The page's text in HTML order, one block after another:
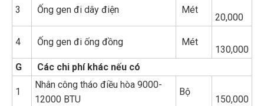
3 Ống gen đi dây điện Mét
20,000
4 Ống gen đi ống đồng Mét
130,000
G
Các chi phí khác nếu có
1
Nhân công tháo điều hòa 9000-
12000 BTU
Bộ
150,000